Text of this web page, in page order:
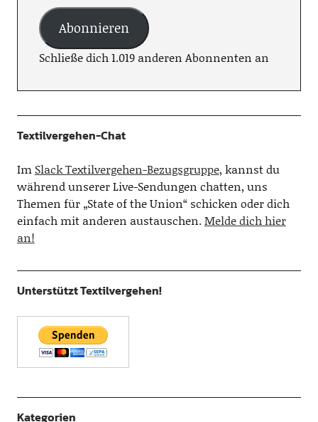
Abonnieren
Schließe dich 1.019 anderen Abonnenten an
Textilvergehen-Chat
Im Slack Textilvergehen-Bezugsgruppe, kannst du
während unserer Live-Sendungen chatten, uns
Themen für „State of the Union“ schicken oder dich
einfach mit anderen austauschen.Melde dich hier
an!
Unterstützt Textilvergehen!
Kategorien